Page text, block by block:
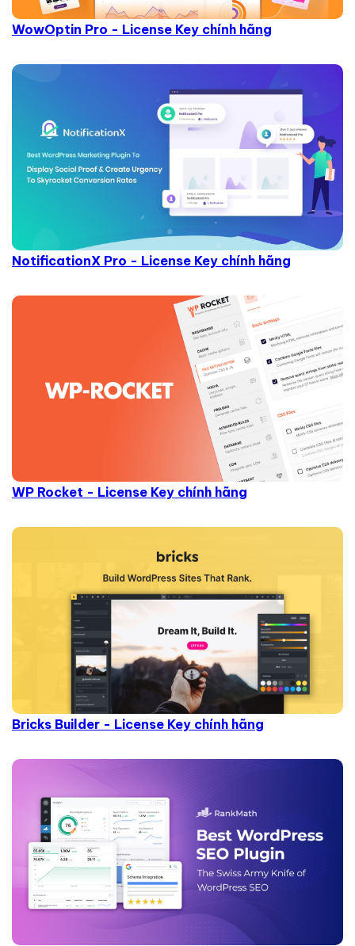
WowOptin Pro - License Key chính hãng
NotificationX Pro - License Key chính hãng
WP Rocket - License Key chính hãng
Bricks Builder - License Key chính hãng